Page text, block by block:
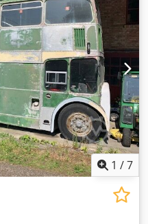
1 /7